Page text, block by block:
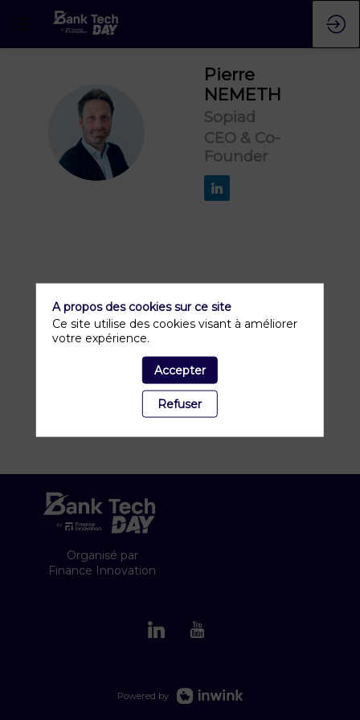
PN
Pierre
NEMETH
Sopiad
CEO & Co-
Founder
Organisé par
Finance Innovation
Powered by
A propos des cookies sur ce site
Ce site utilise des cookies visant à améliorer
votre expérience.
Accepter
Refuser